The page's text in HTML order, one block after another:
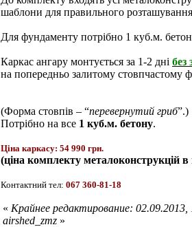
шаблони для правильного розташування
Для фундаменту потрібно 1 куб.м.
Каркас ангару монтується за 1-2 дні без
на попередньо залитому стовпчастому
(Форма стовпів – “перевернутий гриб”.)
Потрібно на все 1 куб.м. бетону.
Ціна каркасу: 54 990 грн.
(ціна комплекту металоконструкцій в
Контактний тел: 067 360-81-18
« Крайнее редактирование:
airshed_zmz »